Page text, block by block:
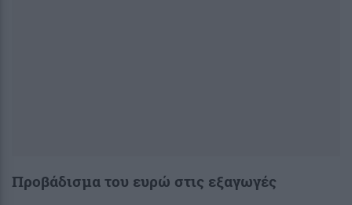
Προβάδισμα του ευρώ στις εξαγωγές